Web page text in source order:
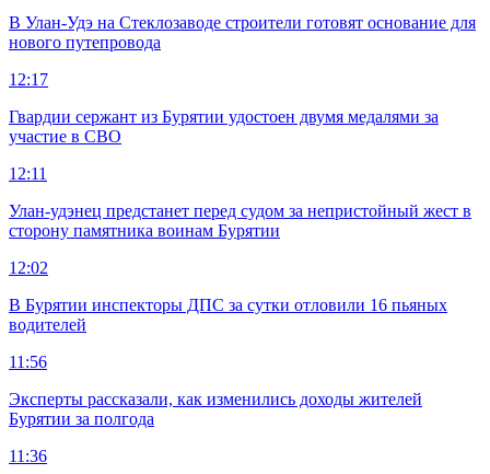
В Улан-Удэ на Стеклозаводе строители готовят основание для
нового путепровода
12:17
Гвардии сержант из Бурятии удостоен двумя медалями за
участие в СВО
12:11
Улан-удэнец предстанет перед судом за непристойный жест в
сторону памятника воинам Бурятии
12:02
В Бурятии инспекторы ДПС за сутки отловили 16 пьяных
водителей
11:56
Эксперты рассказали, как изменились доходы жителей
Бурятии за полгода
11:36